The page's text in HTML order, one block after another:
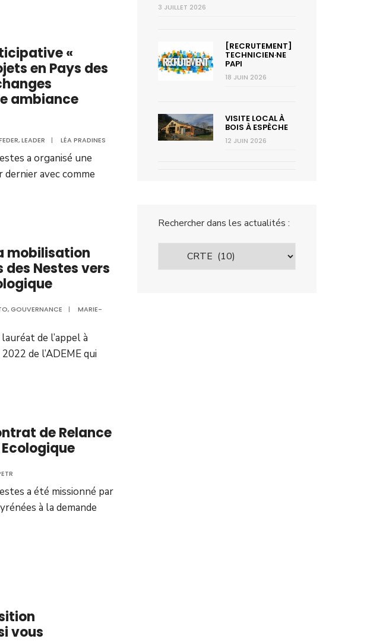
«
en Pays des
ambiance
,LEADER | LÉA PRADINES
a organisé une
avec comme
mobilisation
des Nestes vers
,GOUVERNANCE |
MARIE-
de l’appel à
de l’ADEME qui
de Relance
a été missionné par
à la demande
vous
3 JUILLET 2026
[RECRUTEMENT]
TECHNICIEN·NE
PAPI
18 JUIN 2026
VISITE LOCAL À
BOIS À ESPÈCHE
12 JUIN 2026
Rechercher dans les actualités :